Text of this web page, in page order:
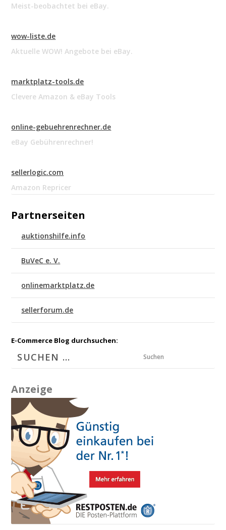
Meist-beobachtet bei eBay.
wow-liste.de
Aktuelle WOW! Angebote bei eBay.
marktplatz-tools.de
Clevere Amazon & eBay Tools
online-gebuehrenrechner.de
eBay Gebührenrechner!
sellerlogic.com
Amazon Repricer
Partnerseiten
auktionshilfe.info
BuVeC e. V.
onlinemarktplatz.de
sellerforum.de
E-Commerce Blog durchsuchen:
Suchen
Anzeige